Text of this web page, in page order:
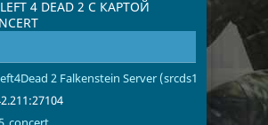
278 США
200
51
13 Иран
5
4 DEAD 2 С КАРТОЙ
Адрес
Игроки
2 Falkenstein Server (srcds1004-fsn-